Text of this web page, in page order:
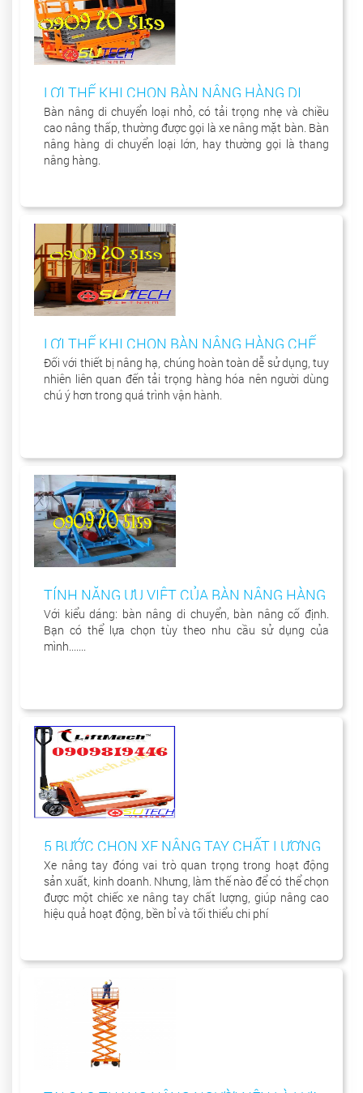
LỢI THẾ KHI CHỌN BÀN NÂNG HÀNG DI
CHUYỂN
Bàn nâng di chuyển loại nhỏ, có tải trọng nhẹ và chiều
cao nâng thấp, thường được gọi là xe nâng mặt bàn. Bàn
nâng hàng di chuyển loại lớn, hay thường gọi là thang
nâng hàng.
LỢI THẾ KHI CHỌN BÀN NÂNG HÀNG CHẾ
TẠO VIỆT NAM
Đối với thiết bị nâng hạ, chúng hoàn toàn dễ sử dụng, tuy
nhiên liên quan đến tải trọng hàng hóa nên người dùng
chú ý hơn trong quá trình vận hành.
TÍNH NĂNG ƯU VIỆT CỦA BÀN NÂNG HÀNG
Với kiểu dáng: bàn nâng di chuyển, bàn nâng cố định.
Bạn có thể lựa chọn tùy theo nhu cầu sử dụng của
mình.......
5 BƯỚC CHỌN XE NÂNG TAY CHẤT LƯỢNG
TỐT
Xe nâng tay đóng vai trò quan trọng trong hoạt động
sản xuất, kinh doanh. Nhưng, làm thế nào để có thể chọn
được một chiếc xe nâng tay chất lượng, giúp nâng cao
hiệu quả hoạt động, bền bỉ và tối thiểu chi phí